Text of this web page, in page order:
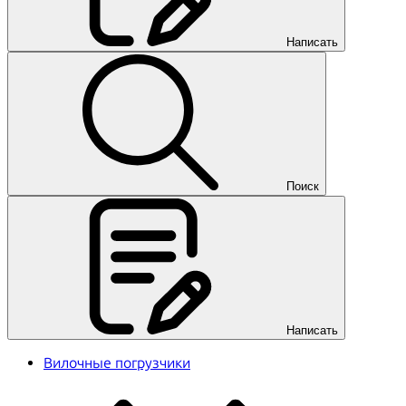
Написать
Поиск
Написать
Вилочные погрузчики